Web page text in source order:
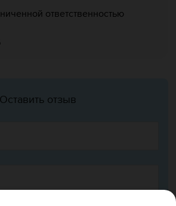
ответственностью
Оставить отзыв